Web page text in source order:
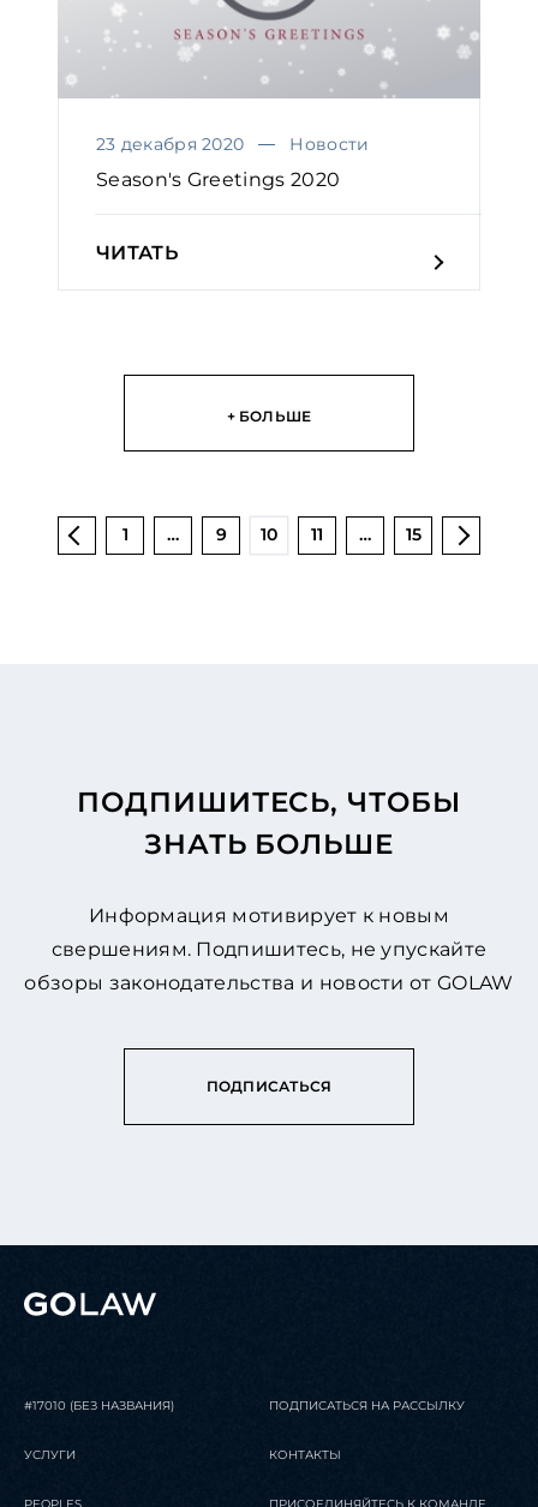
23 декабря 2020 Новости
Season's Greetings 2020
ЧИТАТЬ
+ БОЛЬШЕ
1 … 9 10 11 … 15
ПОДПИШИТЕСЬ, ЧТОБЫ
ЗНАТЬ БОЛЬШЕ
Информация мотивирует к новым
свершениям. Подпишитесь, не упускайте
обзоры законодательства и новости от GOLAW
ПОДПИСАТЬСЯ
#17010 (БЕЗ НАЗВАНИЯ)
УСЛУГИ
ПОДПИСАТЬСЯ НА РАССЫЛКУ
КОНТАКТЫ